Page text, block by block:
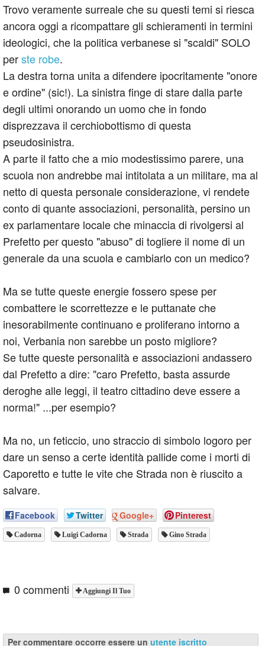
Trovo veramente surreale che su questi temi si riesca
ancora oggi a ricompattare gli schieramenti in termini
ideologici, che la politica verbanese si "scaldi" SOLO
perste robe.
La destra torna unita a difendere ipocritamente "onore
e ordine" (sic!). La sinistra finge di stare dalla parte
degli ultimi onorando un uomo che in fondo
disprezzava il cerchiobottismo di questa
pseudosinistra.
A parte il fatto che a mio modestissimo parere, una
scuola non andrebbe mai intitolata a un militare, ma al
netto di questa personale considerazione, vi rendete
conto di quante associazioni, personalità, persino un
ex parlamentare locale che minaccia di rivolgersi al
Prefetto per questo "abuso" di togliere il nome di un
generale da una scuola e cambiarlo con un medico?
Ma se tutte queste energie fossero spese per
combattere le scorrettezze e le puttanate che
inesorabilmente continuano e proliferano intorno a
noi, Verbania non sarebbe un posto migliore?
Se tutte queste personalità e associazioni andassero
dal Prefetto a dire: "caro Prefetto, basta assurde
deroghe alle leggi, il teatro cittadino deve essere a
norma!" ...per esempio?
Ma no, un feticcio, uno straccio di simbolo logoro per
dare un senso a certe identità pallide come i morti di
Caporetto e tutte le vite che Strada non è riuscito a
salvare.
Facebook Twitter Google+ Pinterest
Cadorna Luigi Cadorna Strada Gino Strada
0 commenti Aggiungi Il Tuo
Per commentare occorre essere un utente iscritto